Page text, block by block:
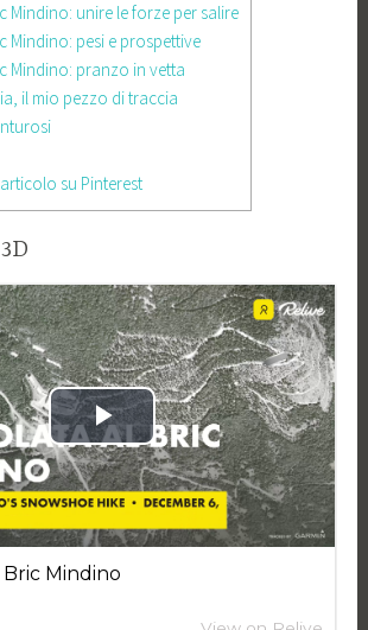
Mindino: unire le forze per salire
Mindino: pesi e prospettive
Mindino: pranzo in vetta
il mio pezzo di traccia
su Pinterest